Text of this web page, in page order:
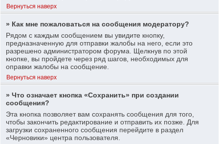
Вернуться наверх
» Как мне пожаловаться на сообщения модератору?
Рядом с каждым сообщением вы увидите кнопку,
предназначенную для отправки жалобы на него, если это
разрешено администратором форума. Щелкнув по этой
кнопке, вы пройдете через ряд шагов, необходимых для
оправки жалобы на сообщение.
Вернуться наверх
» Что означает кнопка «Сохранить» при создании
сообщения?
Эта кнопка позволяет вам сохранять сообщения для того,
чтобы закончить редактирование и отправить их позже. Для
загрузки сохраненного сообщения перейдите в раздел
«Черновики» центра пользователя.